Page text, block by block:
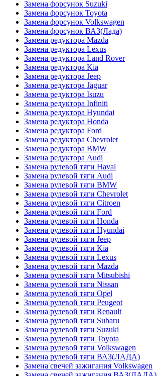
Замена форсунок Suzuki
Замена форсунок Toyota
Замена форсунок Volkswagen
Замена форсунок ВАЗ(Лада)
Замена редуктора Mazda
Замена редуктора Lexus
Замена редуктора Land Rover
Замена редуктора Kia
Замена редуктора Jeep
Замена редуктора Jaguar
Замена редуктора Isuzu
Замена редуктора Infiniti
Замена редуктора Hyundai
Замена редуктора Honda
Замена редуктора Ford
Замена редуктора Chevrolet
Замена редуктора BMW
Замена редуктора Audi
Замена рулевой тяги Haval
Замена рулевой тяги Audi
Замена рулевой тяги BMW
Замена рулевой тяги Chevrolet
Замена рулевой тяги Citroen
Замена рулевой тяги Ford
Замена рулевой тяги Honda
Замена рулевой тяги Hyundai
Замена рулевой тяги Jeep
Замена рулевой тяги Kia
Замена рулевой тяги Lexus
Замена рулевой тяги Mazda
Замена рулевой тяги Mitsubishi
Замена рулевой тяги Nissan
Замена рулевой тяги Opel
Замена рулевой тяги Peugeot
Замена рулевой тяги Renault
Замена рулевой тяги Subaru
Замена рулевой тяги Suzuki
Замена рулевой тяги Toyota
Замена рулевой тяги Volkswagen
Замена рулевой тяги ВАЗ(ЛАДА)
Замена свечей зажигания Volkswagen